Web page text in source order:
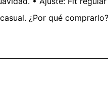
¿Por qué